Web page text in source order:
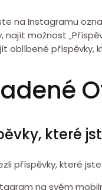
na Instagramu
najít možnost
oblíbené příspěvky,
které
příspěvky, které
na svém